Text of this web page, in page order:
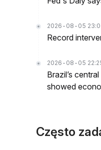
2026-08-05
Record
2026-08-05
Brazil’s
showed
Często